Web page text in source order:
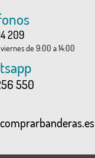
209
de 9:00 a 14:00
550